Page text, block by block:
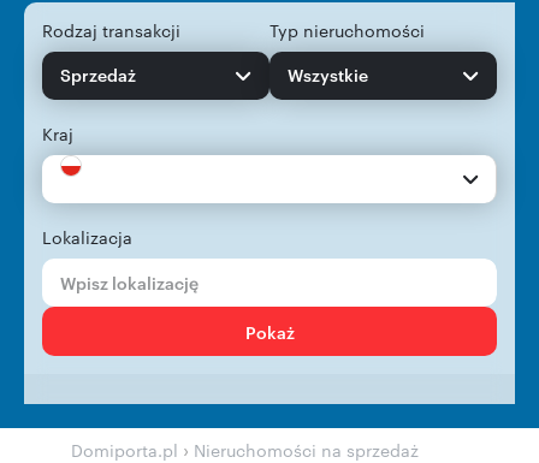
Rodzaj transakcji
Sprzedaż
Typ nieruchomości
Wszystkie
Kraj
Lokalizacja
Pokaż
Domiporta.pl › Nieruchomości na sprzedaż